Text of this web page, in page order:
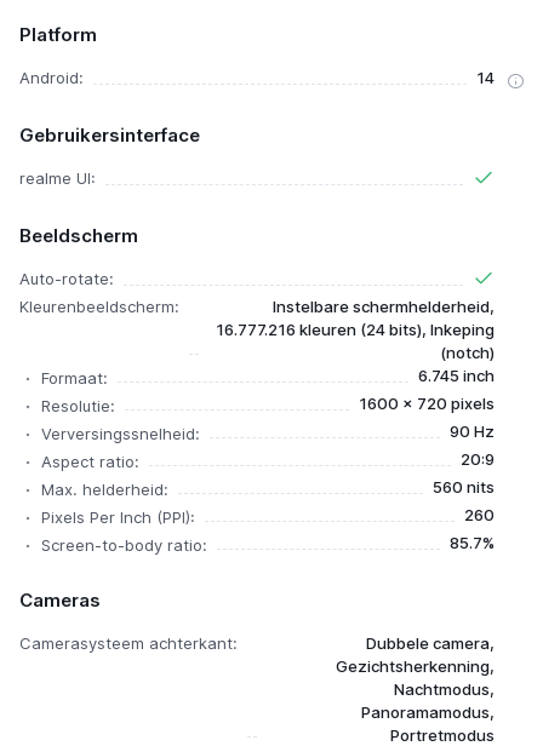
Platform
Android: 14
Gebruikersinterface
realme UI:
Beeldscherm
Auto-rotate:
Kleurenbeeldscherm:
Instelbare schermhelderheid,
16.777.216 kleuren (24 bits), Inkeping
(notch)
Formaat:
6.745 inch
Resolutie:
1600 x 720 pixels
Verversingssnelheid:
90 Hz
Aspect ratio:
20:9
Max. helderheid:
560 nits
Pixels Per Inch (PPI):
260
Screen-to-body ratio:
85.7%
Cameras
Camerasysteem achterkant:
Dubbele camera,
Gezichtsherkenning,
Nachtmodus,
Panoramamodus,
Portretmodus